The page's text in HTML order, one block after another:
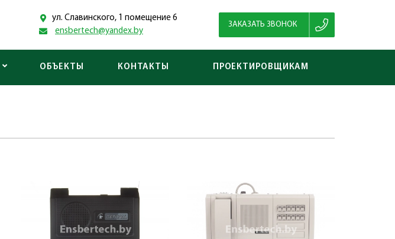
ул. Славинского, 1 помещение 6
ensbertech@yandex.by
ЗАКАЗАТЬ ЗВОНОК
ОБЪЕКТЫ КОНТАКТЫ ПРОЕКТИРОВЩИКАМ